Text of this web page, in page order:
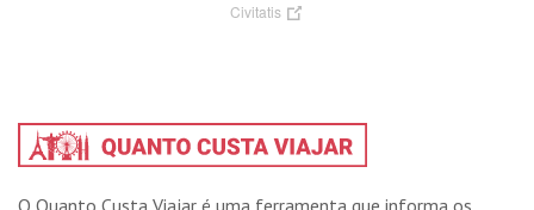
Civitatis
O Quanto Custa Viajar é uma ferramenta que informa os